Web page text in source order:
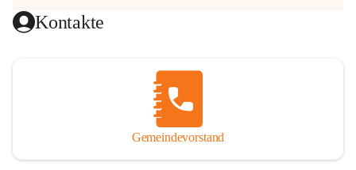
Kontakte
Gemeindevorstand